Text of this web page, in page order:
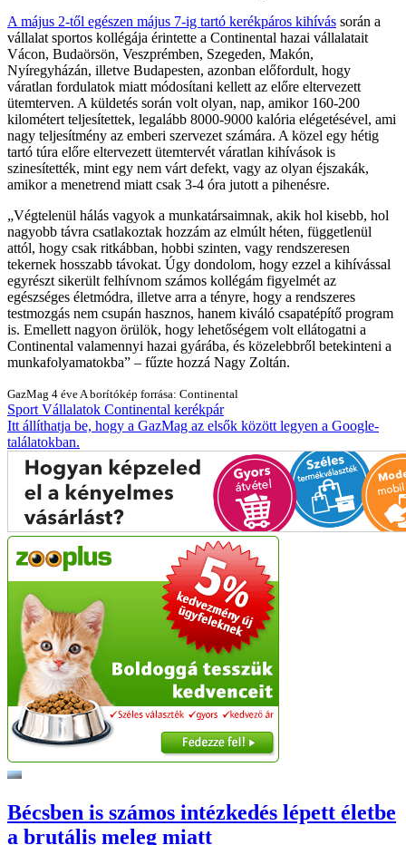
A május 2-től egészen május 7-ig tartó kerékpáros kihívás során a
vállalat sportos kollégája érintette a Continental hazai vállalatait
Vácon, Budaörsön, Veszprémben, Szegeden, Makón,
Nyíregyházán, illetve Budapesten, azonban előfordult, hogy
váratlan fordulatok miatt módosítani kellett az előre eltervezett
ütemterven. A küldetés során volt olyan, nap, amikor 160-200
kilométert teljesítettek, legalább 8000-9000 kalória elégetésével, ami
nagy teljesítmény az emberi szervezet számára. A közel egy hétig
tartó túra előre eltervezett ütemtervét váratlan kihívások is
szinesítették, mint egy nem várt defekt, vagy az olyan éjszakák,
amikor a menetrend miatt csak 3-4 óra jutott a pihenésre.
Végtelenül hálás vagyok a munkatársaimnak, akik hol kisebb, hol
nagyobb távra csatlakoztak hozzám az elmúlt héten, függetlenül
attól, hogy csak ritkábban, hobbi szinten, vagy rendszeresen
tekernek hosszabb távokat. Úgy dondolom, hogy ezzel a kihívással
egyrészt sikerült felhívnom számos kollégám figyelmét az
egészséges életmódra, illetve arra a tényre, hogy a rendszeres
testmozgás nem csupán hasznos, hanem kiváló csapatépítő program
is. Emellett nagyon örülök, hogy lehetőségem volt ellátogatni a
Continental valamennyi hazai gyárába, és közelebbről betekinteni a
munkafolyamatokba
– fűzte hozzá Nagy Zoltán.
GazMag 4 éve A borítókép forrása: Continental
Sport Vállalatok Continental kerékpár
Itt állíthatja be, hogy a GazMag az elsők között legyen a Google-
találatokban.
Bécsben is számos intézkedés lépett életbe
a brutális meleg miatt